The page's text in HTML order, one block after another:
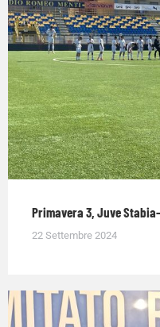
Primavera 3, Juve
22 Settembre 2024